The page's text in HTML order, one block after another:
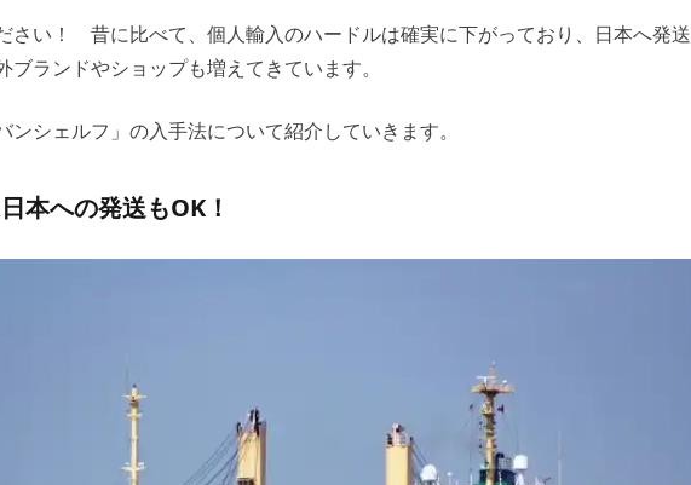
さい！ 昔に比べて、個人輸入のハードルは確実に下がっており、日本へ発送
ブランドやショップも増えてきています。
ンシェルフ」の入手法について紹介していきます。
本への発送もOK！